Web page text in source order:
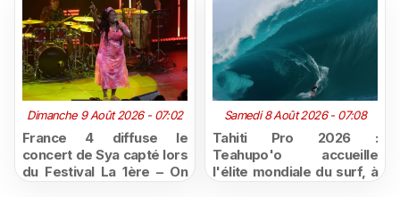
Dimanche 9 Août 2026 - 07:02
France 4 diffuse le
concert de Sya capté lors
du Festival La 1ère – On
Samedi 8 Août 2026 - 07:08
Tahiti Pro 2026 :
Teahupo'o accueille
l'élite mondiale du surf, à